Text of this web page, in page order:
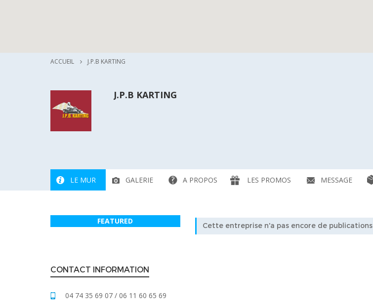
ACCUEIL J.P.B KARTING
J.P.B KARTING
LE MUR GALERIE A PROPOS LES PROMOS MESSAGE
FEATURED
CONTACT INFORMATION
04 74 35 69 07 / 06 11 60 65 69
Cette entreprise n'a pas encore de publications